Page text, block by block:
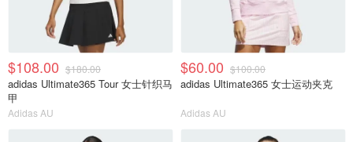
$108.00 $180.00
adidas Ultimate365 Tour 女士针织马
甲
Adidas AU
$60.00 $100.00
adidas Ultimate365 女士运动夹克
Adidas AU